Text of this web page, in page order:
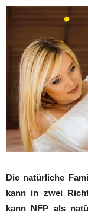
Die natürliche
kann in zwei
kann NFP als